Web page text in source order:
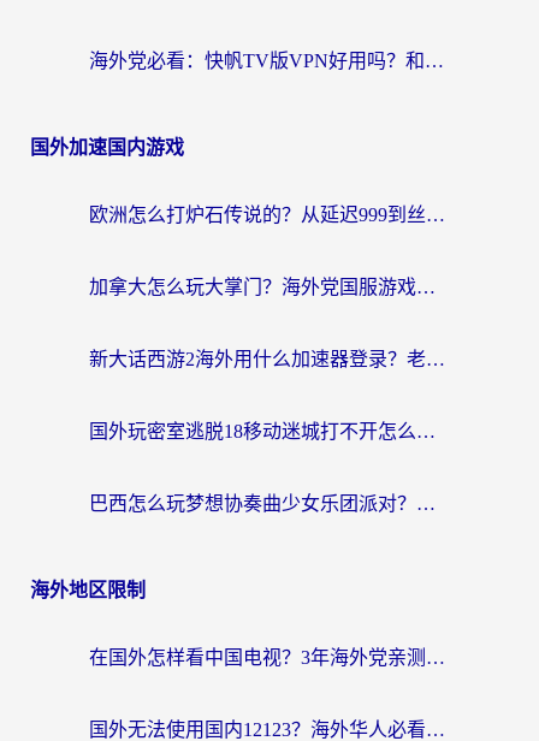
海外党必看：快帆TV版VPN好用吗？和hi龟龟VPN对比哪个回国效果更好？附免费加速器选择指南
国外加速国内游戏
欧洲怎么打炉石传说的？从延迟999到丝滑上分，我找到了靠谱加速器
加拿大怎么玩大掌门？海外党国服游戏加速避坑指南（附实用工具推荐）
新大话西游2海外用什么加速器登录？老玩家亲测有效的国服游戏加速指南
国外玩密室逃脱18移动迷城打不开怎么办？海外玩家亲测有效的解决指南
巴西怎么玩梦想协奏曲少女乐团派对？海外党必看的国服游戏加速全攻略（附波兰天涯明月刀实用技巧）
海外地区限制
在国外怎样看中国电视？3年海外党亲测有效的追剧加速器指南
国外无法使用国内12123？海外华人必看：选对回国加速器，解决迪拜语音+12123访问难题